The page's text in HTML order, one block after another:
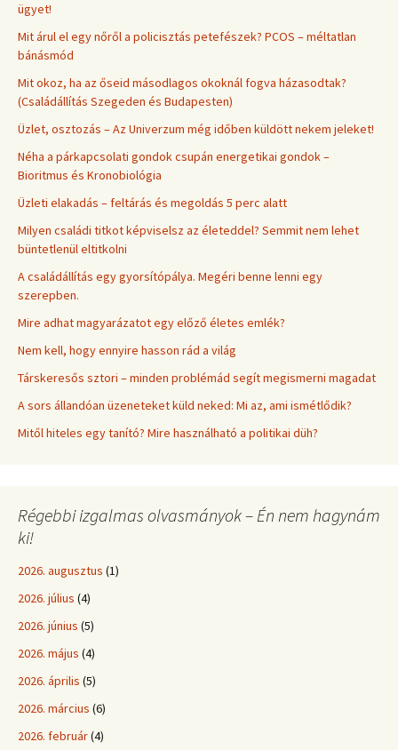
ügyet!
Mit árul el egy nőről a policisztás petefészek? PCOS – méltatlan
bánásmód
Mit okoz, ha az őseid másodlagos okoknál fogva házasodtak?
(Családállítás Szegeden és Budapesten)
Üzlet, osztozás – Az Univerzum még időben küldött nekem jeleket!
Néha a párkapcsolati gondok csupán energetikai gondok –
Bioritmus és Kronobiológia
Üzleti elakadás – feltárás és megoldás 5 perc alatt
Milyen családi titkot képviselsz az életeddel? Semmit nem lehet
büntetlenül eltitkolni
A családállítás egy gyorsítópálya. Megéri benne lenni egy
szerepben.
Mire adhat magyarázatot egy előző életes emlék?
Nem kell, hogy ennyire hasson rád a világ
Társkeresős sztori – minden problémád segít megismerni magadat
A sors állandóan üzeneteket küld neked: Mi az, ami ismétlődik?
Mitől hiteles egy tanító? Mire használható a politikai düh?
Régebbi izgalmas olvasmányok – Én nem hagynám
ki!
2026. augusztus (1)
2026. július (4)
2026. június (5)
2026. május (4)
2026. április (5)
2026. március (6)
2026. február(4)